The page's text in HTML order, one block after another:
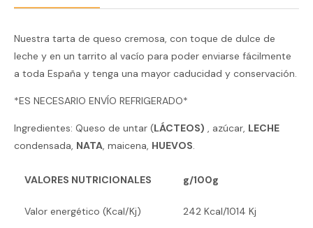
Nuestra tarta de queso cremosa, con toque de dulce de
leche y en un tarrito al vacío para poder enviarse fácilmente
a toda España y tenga una mayor caducidad y conservación.
*ES NECESARIO ENVÍO REFRIGERADO*
Ingredientes: Queso de untar (LÁCTEOS) , azúcar, LECHE
condensada, NATA, maicena, HUEVOS.
VALORES NUTRICIONALES g/100g
Valor energético (Kcal/Kj) 242 Kcal/1014 Kj